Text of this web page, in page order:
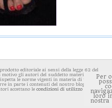
editoriale ai sensi della legge 62 del
gli autori del suddetto materiale avessero
le norme vigenti in materia di privacy. E'
in parte i contenuti del nostro blog ponendo
accettano le condizioni di utilizzo del sito
Per
loro
nostra